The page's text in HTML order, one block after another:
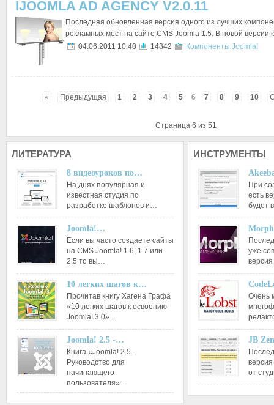
IJOOMLA AD AGENCY V2.0.11
Последняя обновленная версия одного из лучших
рекламных мест на сайте CMS Joomla 1.5. В новой версии
04.06.2011 10:40
14842 Компоненты Joomla!
« Предыдущая 1 2 3 4 5 6 7 8 9 10
Страница 6 из 51
ЛИТЕРАТУРА
8 видеоуроков по…
На днях популярная и
известная студия по
разработке шаблонов и…
Joomla!…
Если вы часто создаете сайты
на CMS Joomla! 1.6, 1.7 или
2.5 то вы…
10 легких шагов к…
Прочитав книгу Хагена Графа
«10 легких шагов к освоению
Joomla! 3.0»…
Joomla! 2.5 -…
Книга «Joomla! 2.5 -
Руководство для
начинающего
пользователя»…
ИНСТРУМЕНТЫ
При
есть
будет
уже
Очень
JB
от